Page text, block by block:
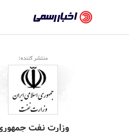
رسمی
-
اخبار
تایید
شده
شرکت‌ها،
منتشر کننده:
وزارت نفت